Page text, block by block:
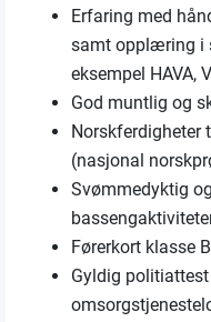
Erfaring med
samt opplæring i
eksempel HAVA,
God muntlig og
Norskferdigheter
(nasjonal
Svømmedyktig
Førerkort klasse
Gyldig